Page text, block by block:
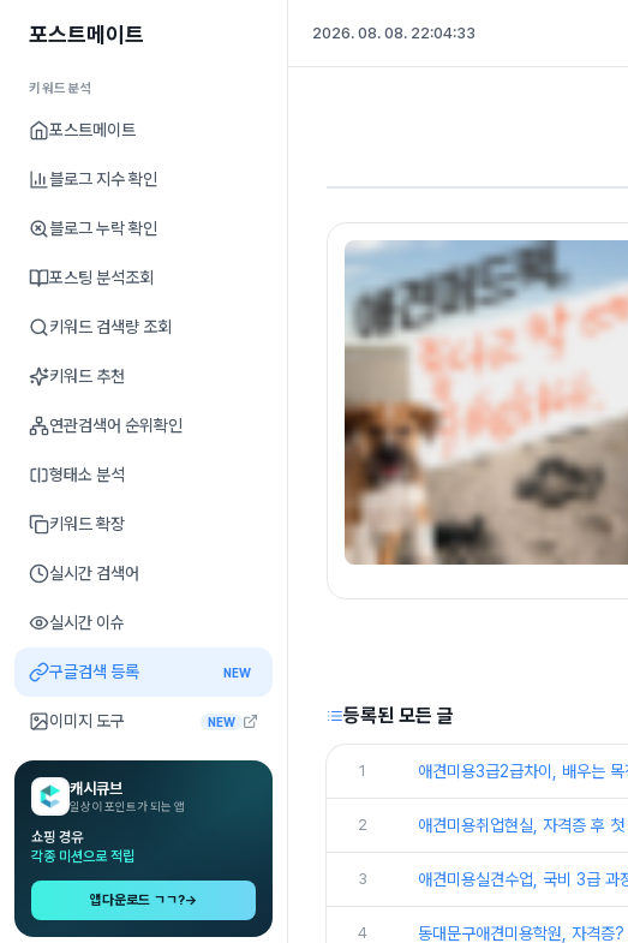
포스트메이트
키워드분석
포스트메이트
블로그 지수 확인
블로그 누락 확인
포스팅 분석조회
키워드 검색량 조회
키워드 추천
연관검색어 순위확인
형태소 분석
키워드 확장
실시간 검색어
실시간 이슈
구글검색 등록 NEW
이미지 도구 NEW
캐시큐브
일상이 포인트가 되는 앱
쇼핑 경유
각종 미션으로 적립
앱다운로드 ㄱㄱ?→
2026. 08. 08. 22:04:33
등록된 모든 글
1 애견미용3급2급차이, 배우는
2 애견미용취업현실, 자격증 후
3 애견미용실견수업, 국비 3급 과
4 동대문구애견미용학원, 자격증